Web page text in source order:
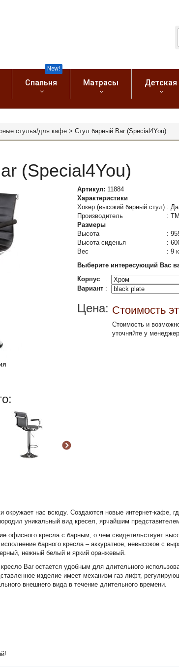
Спальня
New!
Матрасы Детская
стулья/для кафе > Стул барный Bar (Special4You)
(Special4You)
Артикул: 11884
Характеристики
Хокер (высокий барный стул) : Да
Производитель
:
Размеры
Высота
:
Высота сиденья
:
Вес
: 9
Выберите интересующий Вас
Корпус
:
Вариант :
Цена: Стоимость
Стоимость и
уточняйте у
окружает нас всюду. Создаются новые интернет-
уникальный вид кресел, ярчайшим
офисного кресла с барным, о чем свидетельствует
барного кресла – аккуратное, невысокое с
нежный белый и яркий оранжевый.
Bar остается удобным для длительного
изделие имеет механизм газ-лифт,
внешнего вида в течение длительного времени.